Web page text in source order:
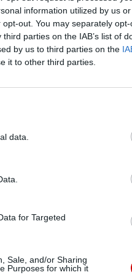
information utilized by us
out. You may separately
parties on the IAB’s list of
by us to third parties on the
it to other third parties.
data.
for Targeted
Sale, and/or Sharing
Purposes for which it
„Kościół
aby we
naukę społeczną
jest
katolickiej
otwarcia na
w tej sprawie z
i
zgodnego z
zbiera i